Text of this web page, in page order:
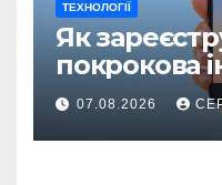
ТЕХНОЛОГІЇ
Як
покрокова
07.08.2026